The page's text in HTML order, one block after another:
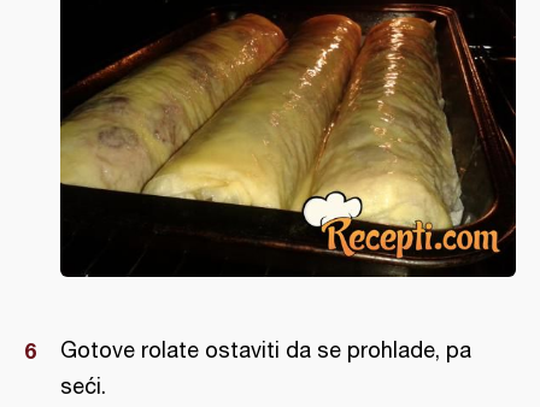
Gotove rolate ostaviti da se prohlade, pa
seći.